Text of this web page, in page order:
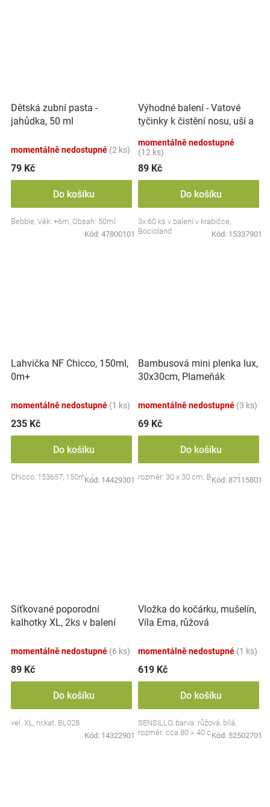
Dětská zubní pasta -
jahůdka, 50 ml
momentálně nedostupné (2 ks)
79 Kč
Do košíku
Bebble, Věk: +6m, Obsah: 50ml
Kód: 47800101
Výhodné balení - Vatové
tyčinky k čistění nosu, uší a
momentálně nedostupné
(12 ks)
89 Kč
Do košíku
3x 60 ks v balení v krabičce,
Bocioland
Kód: 15337901
Lahvička NF Chicco, 150ml,
0m+
momentálně nedostupné (1 ks)
235 Kč
Do košíku
Chicco, 153657, 150ml, 0m+
Kód: 14429301
Bambusová mini plenka lux,
30x30cm, Plameňák
momentálně nedostupné (3 ks)
69 Kč
Do košíku
rozměr: 30 x 30 cm, Bocioland
Kód: 87115801
Síťkované poporodní
kalhotky XL, 2ks v balení
momentálně nedostupné (6 ks)
89 Kč
Do košíku
vel. XL, nr.kat. BL028
Kód: 14322901
Vložka do kočárku, mušelín,
Víla Ema, růžová
momentálně nedostupné (1 ks)
619 Kč
Do košíku
SENSILLO, barva: růžová, bílá,
rozměr: cca 80 × 40 cmKód: 52502701